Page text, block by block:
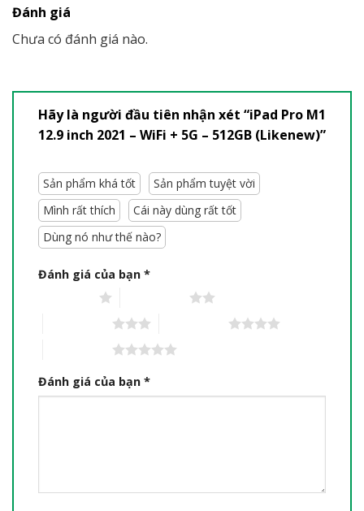
Đánh giá
Chưa có đánh giá nào.
Hãy là người đầu tiên nhận xét “iPad Pro M1
12.9 inch 2021 – WiFi + 5G – 512GB (Likenew)”
Sản phẩm khá tốt
Sản phẩm tuyệt vời
Mình rất thích
Cái này dùng rất tốt
Dùng nó như thế nào?
Đánh giá của bạn *
Đánh giá của bạn *